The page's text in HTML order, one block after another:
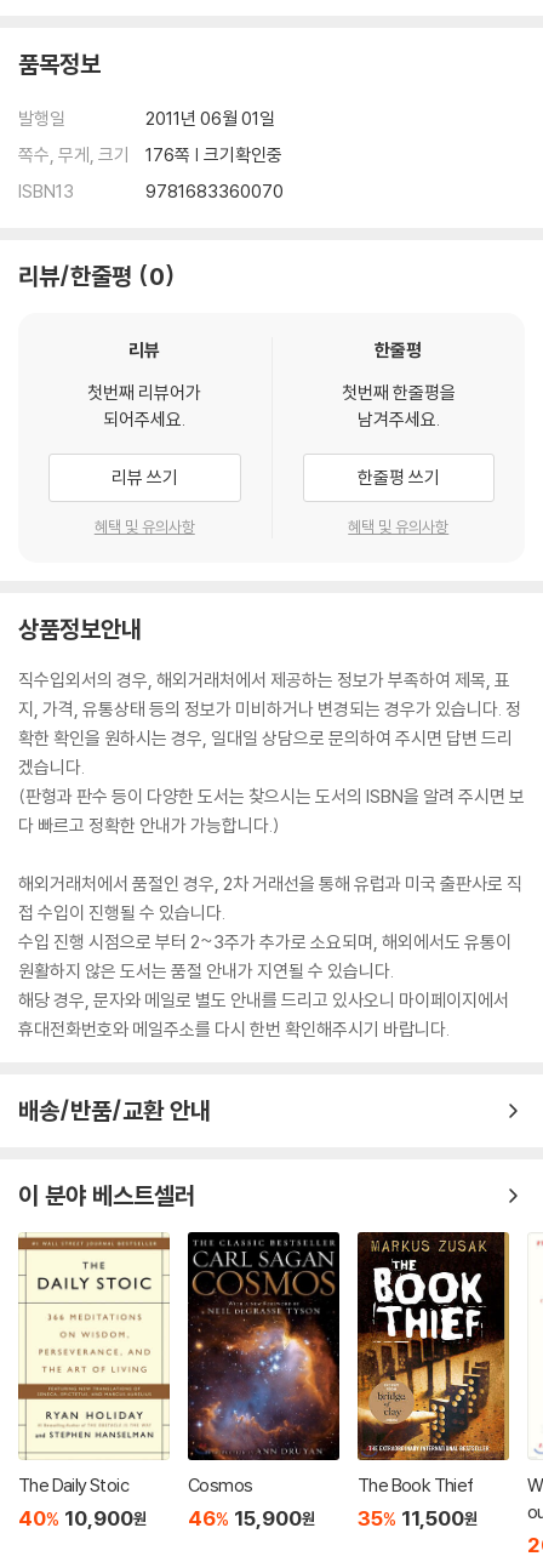
품목정보
발행일
2011년 06월 01일
쪽수, 무게, 크기
176쪽 | 크기확인중
ISBN13
9781683360070
리뷰/한줄평 0
리뷰
첫번째 리뷰어가
되어주세요.
리뷰 쓰기
혜택 및 유의사항
한줄평
첫번째 한줄평을
남겨주세요.
한줄평 쓰기
혜택 및 유의사항
상품정보안내
직수입외서의 경우, 해외거래처에서 제공하는 정보가 부족하여 제목, 표
지, 가격, 유통상태 등의 정보가 미비하거나 변경되는 경우가 있습니다. 정
확한 확인을 원하시는 경우, 일대일 상담으로 문의하여 주시면 답변 드리
겠습니다.
(판형과 판수 등이 다양한 도서는 찾으시는 도서의 ISBN을 알려 주시면 보
다 빠르고 정확한 안내가 가능합니다.)
해외거래처에서 품절인 경우, 2차 거래선을 통해 유럽과 미국 출판사로 직
접 수입이 진행될 수 있습니다.
수입 진행 시점으로 부터 2~3주가 추가로 소요되며, 해외에서도 유통이
원활하지 않은 도서는 품절 안내가 지연될 수 있습니다.
해당 경우, 문자와 메일로 별도 안내를 드리고 있사오니 마이페이지에서
휴대전화번호와 메일주소를 다시 한번 확인해주시기 바랍니다.
배송/반품/교환 안내
이 분야 베스트셀러
The Daily Stoic
40% 10,900원
Cosmos
46% 15,900원
The Book Thief
35% 11,500원